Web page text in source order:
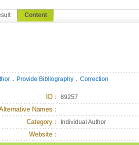
Content
． Provide Bibliography ． Correction
ID ： 89257
Names：
Category：
Individual Author
Website：